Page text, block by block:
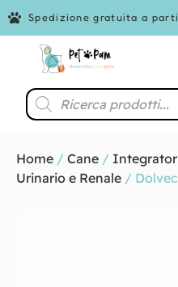
Spedizione gratuita a
Home / Cane /
Urinario e Renale /